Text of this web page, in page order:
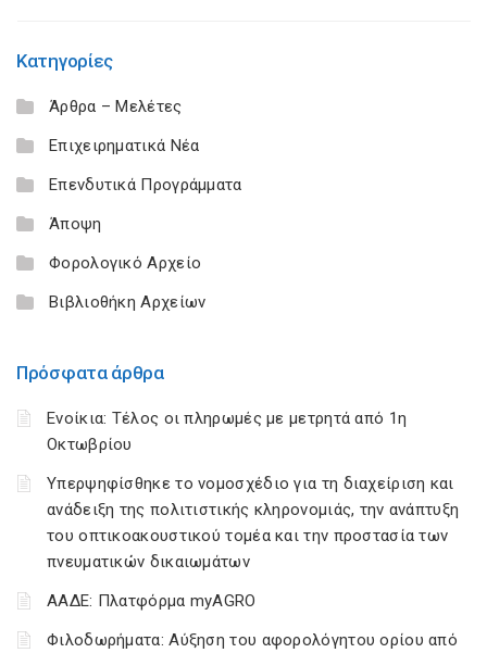
Κατηγορίες
Άρθρα – Μελέτες
Επιχειρηματικά Νέα
Επενδυτικά Προγράμματα
Άποψη
Φορολογικό Αρχείο
Βιβλιοθήκη Αρχείων
Πρόσφατα άρθρα
Ενοίκια: Τέλος οι πληρωμές με μετρητά από 1η
Οκτωβρίου
Υπερψηφίσθηκε το νομοσχέδιο για τη διαχείριση και
ανάδειξη της πολιτιστικής κληρονομιάς, την ανάπτυξη
του οπτικοακουστικού τομέα και την προστασία των
πνευματικών δικαιωμάτων
ΑΑΔΕ: Πλατφόρμα myAGRO
Φιλοδωρήματα: Αύξηση του αφορολόγητου ορίου από